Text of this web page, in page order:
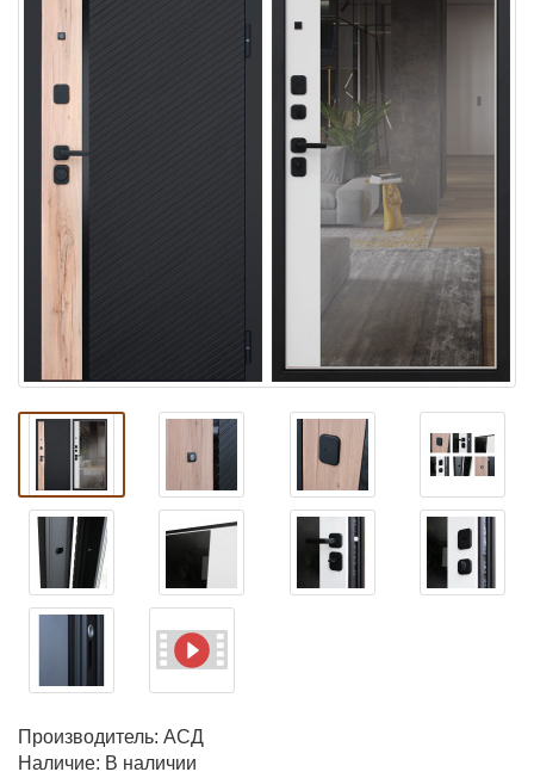
Производитель: АСД
Наличие: В наличии